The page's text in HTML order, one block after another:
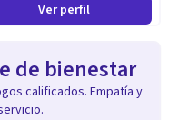
Ver perfil
de bienestar
calificados. Empatía y